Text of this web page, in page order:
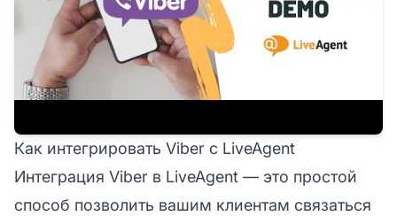
Как интегрировать Viber с LiveAgent
Интеграция Viber в LiveAgent — это простой
способ позволить вашим клиентам связаться